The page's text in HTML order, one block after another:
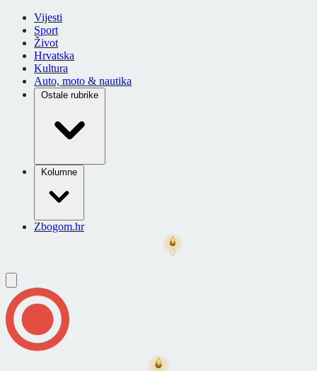
Vijesti
Sport
Život
Hrvatska
Kultura
Auto, moto & nautika
Ostale rubrike
Kolumne
Zbogom.hr